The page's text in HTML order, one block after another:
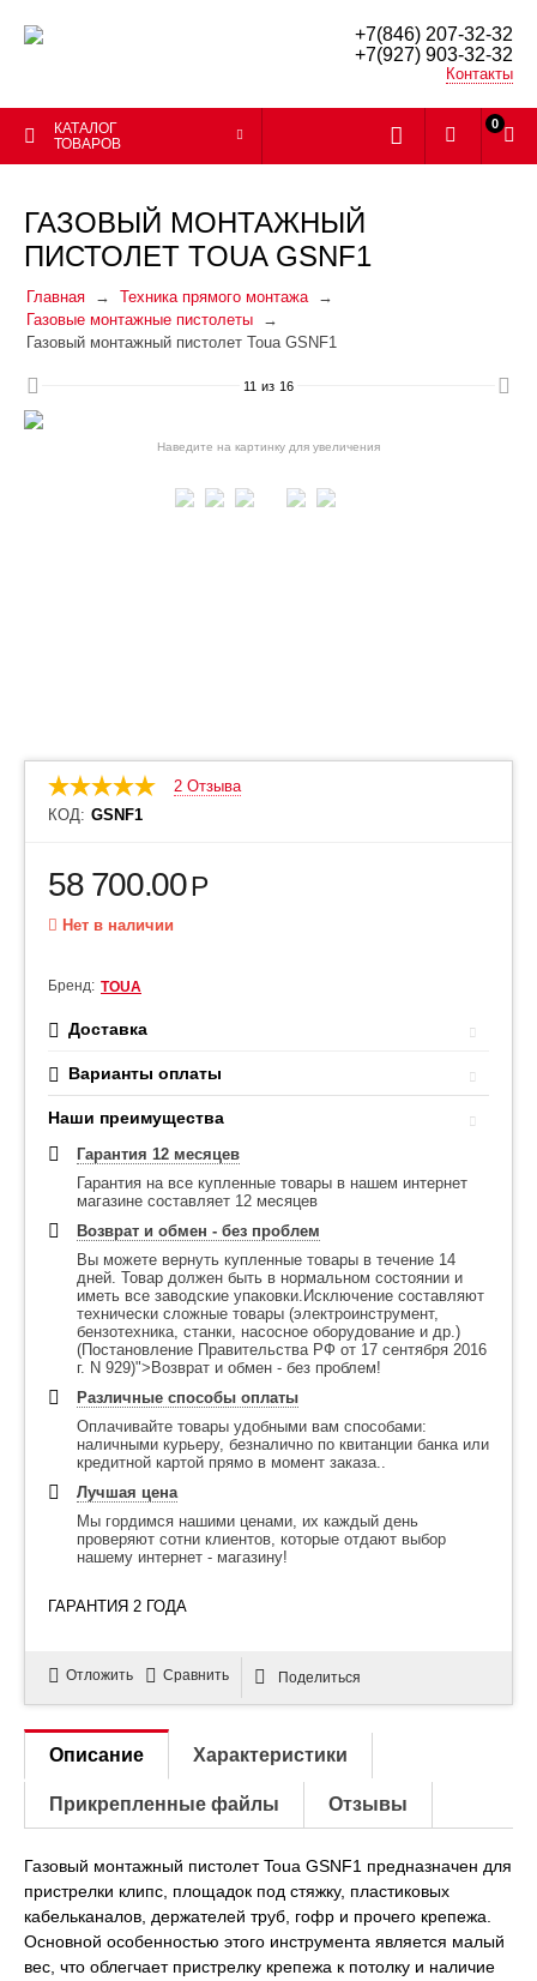
+7(846) 207-32-32
+7(927) 903-32-32
Контакты
КАТАЛОГ
ТОВАРОВ
0
ГАЗОВЫЙ МОНТАЖНЫЙ
ПИСТОЛЕТ TOUA GSNF1
Главная
Техника прямого монтажа
Газовые монтажные пистолеты
Газовый монтажный пистолет Toua GSNF1
11 из 16
Наведите на картинку для увеличения
2 Отзыва
КОД: GSNF1
58 700.00Р
Нет в наличии
Бренд: TOUA
Доставка
Варианты оплаты
Наши преимущества
Гарантия 12 месяцев
Гарантия на все купленные товары в нашем интернет
магазине составляет 12 месяцев
Возврат и обмен - без проблем
Вы можете вернуть купленные товары в течение 14
дней. Товар должен быть в нормальном состоянии и
иметь все заводские упаковки.Исключение составляют
технически сложные товары (электроинструмент,
бензотехника, станки, насосное оборудование и др.)
(Постановление Правительства РФ от 17 сентября 2016
г. N 929)">Возврат и обмен - без проблем!
Различные способы оплаты
Оплачивайте товары удобными вам способами:
наличными курьеру, безналично по квитанции банка или
кредитной картой прямо в момент заказа..
Лучшая цена
Мы гордимся нашими ценами, их каждый день
проверяют сотни клиентов, которые отдают выбор
нашему интернет - магазину!
ГАРАНТИЯ 2 ГОДА
Отложить Сравнить Поделиться
Описание Характеристики
Прикрепленные файлы Отзывы
Газовый монтажный пистолет Toua GSNF1 предназначен для
пристрелки клипс, площадок под стяжку, пластиковых
кабельканалов, держателей труб, гофр и прочего крепежа.
Основной особенностью этого инструмента является малый
вес, что облегчает пристрелку крепежа к потолку и наличие